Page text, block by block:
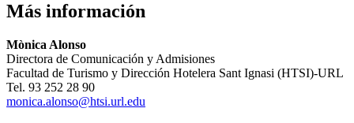
Más información
Mònica Alonso
Directora de Comunicación y Admisiones
Facultad de Turismo y Dirección Hotelera Sant Ignasi (HTSI)-URL
Tel. 93 252 28 90
monica.alonso@htsi.url.edu